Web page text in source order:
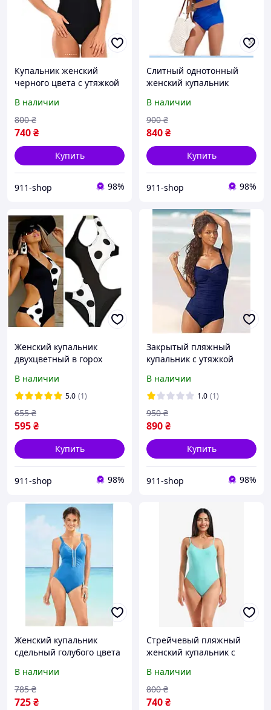
Купальник женский
черного цвета с утяжкой
В наличии
740₴
800 ₴
Купить
911-shop 98%
Слитный однотонный
женский купальник
В наличии
840₴
900 ₴
Купить
911-shop 98%
Женский купальник
двухцветный в горох
В наличии
5.0 (1)
595₴
655 ₴
Купить
911-shop 98%
Закрытый пляжный
купальник с утяжкой
В наличии
1.0 (1)
890₴
950 ₴
Купить
911-shop 98%
Женский купальник
сдельный голубого цвета
В наличии
725₴
785 ₴
Стрейчевый пляжный
женский купальник с
голубой
В наличии
740₴
800 ₴